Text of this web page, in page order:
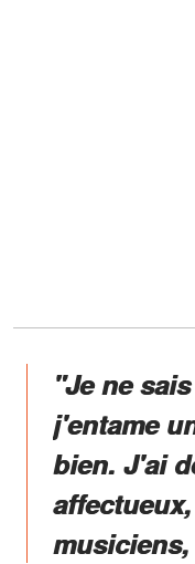
"Je ne
j'entame
bien. J'ai